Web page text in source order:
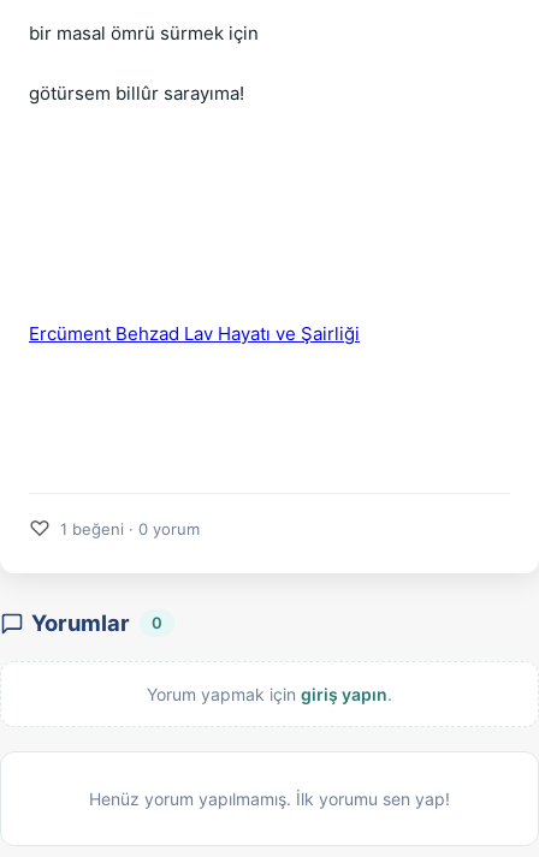
bir masal ömrü sürmek için
götürsem billûr sarayıma!
Ercüment Behzad Lav Hayatı ve Şairliği
♡ 1 beğeni · 0 yorum
Yorumlar 0
Yorum yapmak için giriş yapın.
Henüz yorum yapılmamış. İlk yorumu sen yap!